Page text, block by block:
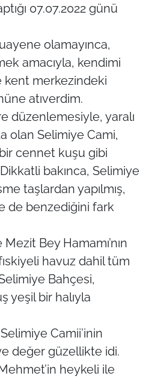
07.07.2022 günü
olamayınca,
amacıyla, kendimi
merkezindeki
atıverdim.
düzenlemesiyle, yaralı
olan Selimiye Cami,
cennet kuşu gibi
bakınca, Selimiye
taşlardan yapılmış,
de benzediğini fark
Bey Hamamı’nın
havuz dahil tüm
Bahçesi,
yeşil bir halıyla
Camii’inin
değer güzellikte idi.
heykeli ile